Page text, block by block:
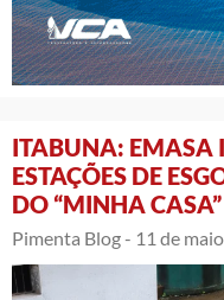
ITABUNA: EMASA
ESTAÇÕES DE
DO “MINHA CASA”
Pimenta Blog - 11 de